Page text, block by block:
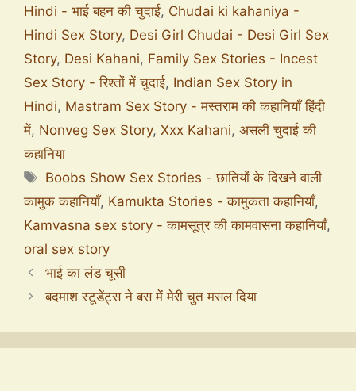
Hindi - भाई बहन की चुदाई, Chudai ki kahaniya -
Hindi Sex Story, Desi Girl Chudai - Desi Girl Sex
Story, Desi Kahani, Family Sex Stories - Incest
Sex Story - रिश्तों में चुदाई, Indian Sex Story in
Hindi, Mastram Sex Story - मस्तराम की कहानियाँ हिंदी
में, Nonveg Sex Story, Xxx Kahani, असली चुदाई की
कहानिया
Boobs Show Sex Stories - छातियों के दिखने वाली
कामुक कहानियाँ, Kamukta Stories - कामुकता कहानियाँ,
Kamvasna sex story - कामसूत्र की कामवासना कहानियाँ,
oral sex story
भाई का लंड चूसी
बदमाश स्टूडेंट्स ने बस में मेरी चुत मसल दिया